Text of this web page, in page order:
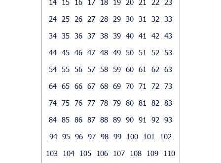
24
25 26 27 28 29 30 31 32
33
34
35 36 37 38 39 40 41 42
43
44 45 46 47 48 49 50 51 52
53
54
55 56 57 58 59 60 61 62
63
64 65 66 67 68 69 70 71 72
73
74 75 76 77 78 79 80 81 82
83
84 85 86 87 88 89 90 91 92
93
94 95 96 97 98 99 100 101
102
103
104 105 106 107 108 109
110